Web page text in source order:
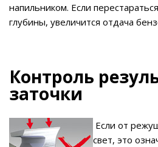
напильником. Если
глубины, увеличится отдача
Контроль
заточки
Если от
свет, это